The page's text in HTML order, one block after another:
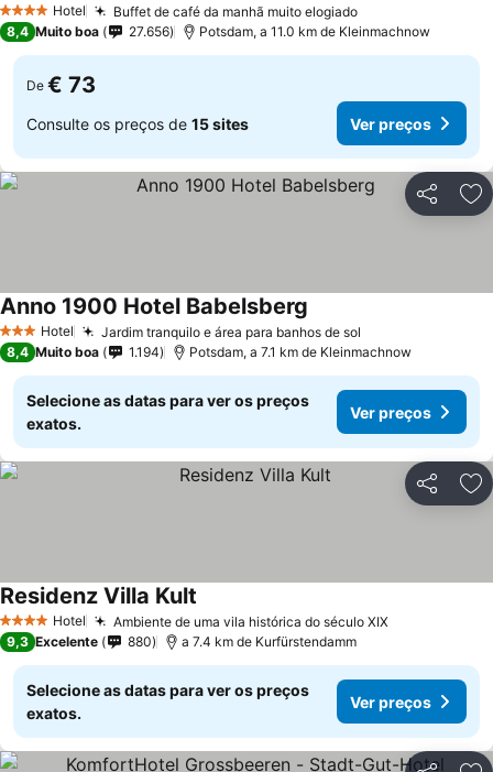
4 EstrelasHotel Buffet de café da manhã muito elogiado
8,4 Muito boa 27.656 Potsdam, a 11.0 km de Kleinmachnow
De € 73
Consulte os preços de 15 sites Ver preços
Partilhar
3 EstrelasHotel Jardim tranquilo e área para banhos de sol
Anno 1900 Hotel Babelsberg
8,4 Muito boa 1.194 Potsdam, a 7.1 km de Kleinmachnow
Selecione as datas para ver os preços
exatos.
Ver preços
Partilhar
4 EstrelasHotel Ambiente de uma vila histórica do século XIX
Residenz Villa Kult
9,3 Excelente 880 a 7.4 km de Kurfürstendamm
Selecione as datas para ver os preços
exatos.
Ver preços